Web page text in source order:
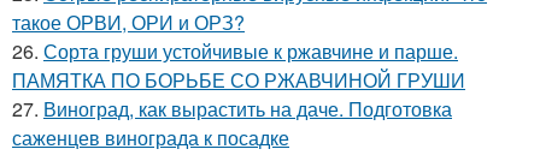
такое ОРВИ, ОРИ и ОРЗ?
26. Сорта груши устойчивые к ржавчине и парше.
ПАМЯТКА ПО БОРЬБЕ СО РЖАВЧИНОЙ ГРУШИ
27. Виноград, как вырастить на даче. Подготовка
саженцев винограда к посадке